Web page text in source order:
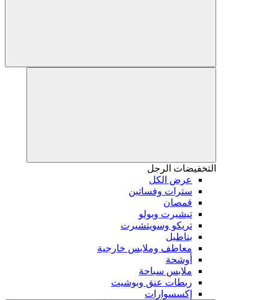
التخفيضات الرجل
عرض الكل
سترات وفساتين
قمصان
تيشيرت وبولو
تريكو وسويتشيرت
بناطيل
معاطف وملابس خارجية
أوشحة
ملابس سباحة
ربطات عنق وبوشيت
إكسسوارات